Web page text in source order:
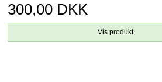
300,00 DKK
Vis produkt